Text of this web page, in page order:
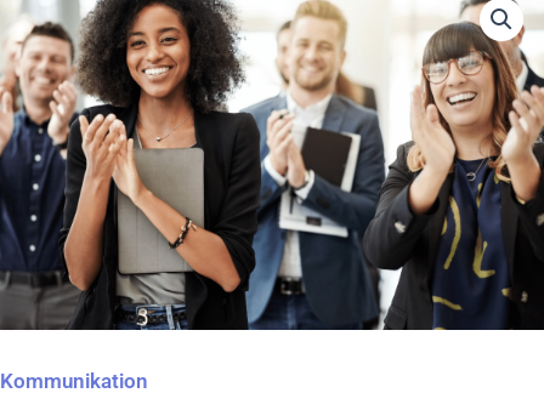
Kommunikation
Handledare
(Intensivutbildning)
mängd